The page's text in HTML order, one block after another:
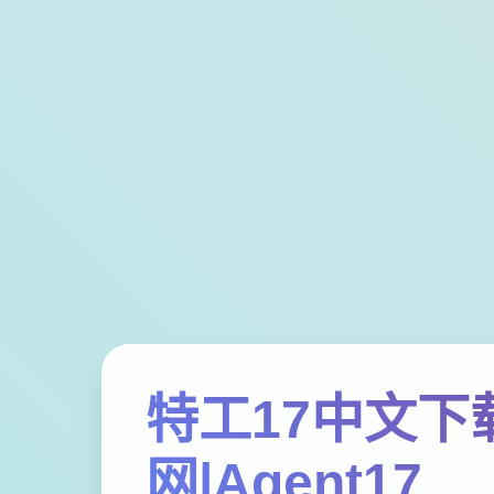
特工17中文下
网|Agent17